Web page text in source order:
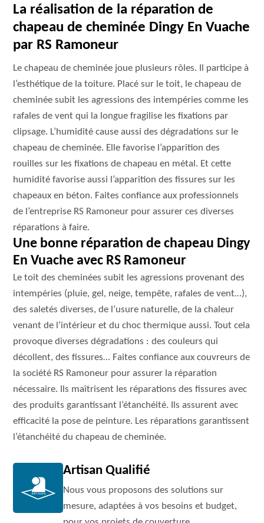
La réalisation de la réparation de
chapeau de cheminée Dingy En Vuache
par RS Ramoneur
Le chapeau de cheminée joue plusieurs rôles. Il participe à
l’esthétique de la toiture. Placé sur le toit, le chapeau de
cheminée subit les agressions des intempéries comme les
rafales de vent qui la longue fragilise les fixations par
clipsage. L’humidité cause aussi des dégradations sur le
chapeau de cheminée. Elle favorise l’apparition des
rouilles sur les fixations de chapeau en métal. Et cette
humidité favorise aussi l’apparition des fissures sur les
chapeaux en béton. Faites confiance aux professionnels
de l’entreprise RS Ramoneur pour assurer ces diverses
réparations à faire.
Une bonne réparation de chapeau Dingy
En Vuache avec RS Ramoneur
Le toit des cheminées subit les agressions provenant des
intempéries (pluie, gel, neige, tempête, rafales de vent…),
des saletés diverses, de l’usure naturelle, de la chaleur
venant de l’intérieur et du choc thermique aussi. Tout cela
provoque diverses dégradations : des couleurs qui
décollent, des fissures… Faites confiance aux couvreurs de
la société RS Ramoneur pour assurer la réparation
nécessaire. Ils maîtrisent les réparations des fissures avec
des produits garantissant l’étanchéité. Ils assurent avec
efficacité la pose de peinture. Les réparations garantissent
l’étanchéité du chapeau de cheminée.
Artisan Qualifié
Nous vous proposons des solutions sur
mesure, adaptées à vos besoins et budget,